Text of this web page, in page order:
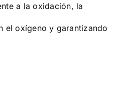
a la oxidación, la
el oxígeno y garantizando